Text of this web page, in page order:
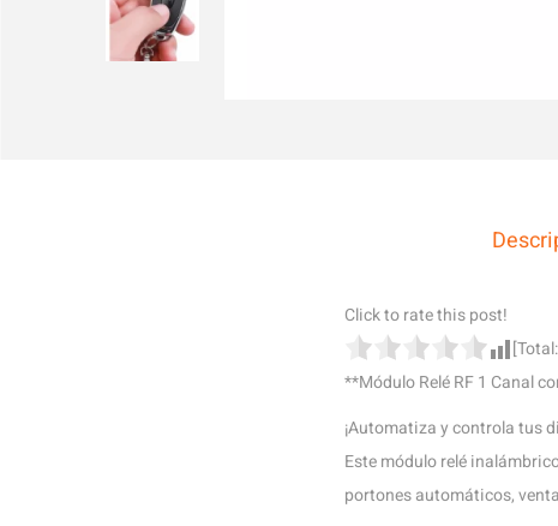
Click to rate this post!
[Total:
**Módulo Relé RF 1 Canal
¡Automatiza y controla tus
Este módulo relé
portones automáticos,